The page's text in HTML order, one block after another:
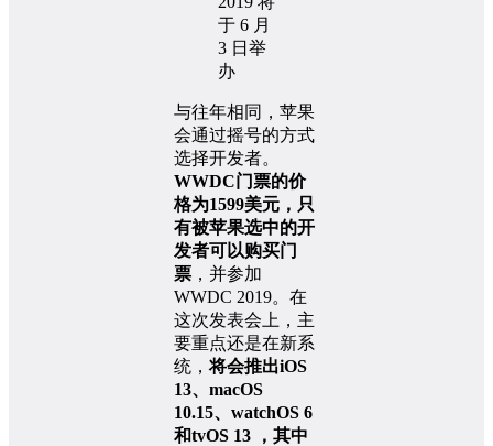
与往年相同，苹果
会通过摇号的方式
选择开发者。
WWDC门票的价
格为1599美元，只
有被苹果选中的开
发者可以购买门
票 ，并参加
WWDC 2019。在
这次发表会上，主
要重点还是在新系
统，将会推出iOS
13、macOS
10.15、watchOS 6
和tvOS 13 ，其中